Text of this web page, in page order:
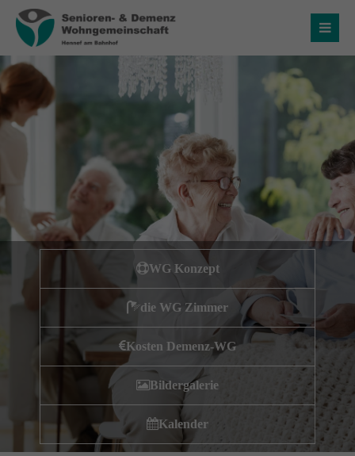
Login
Benutzername
Lost your password?
Über uns
Wir haben uns als ambulanter Pflegedienst auf
Wohngemeinschaften für Senioren spezialisiert. Mit der
Spezialisierung im Bereich Demenz erleben wir immer wieder
GUTES
tun.
Wir sagenDANKEfür Ihr Feedback!
WG Konzept
die WG Zimmer
Kosten Demenz-WG
Bildergalerie
Kalender